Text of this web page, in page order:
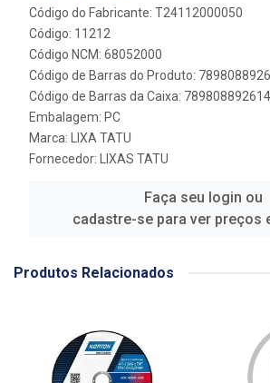
Código do Fabricante: T24112000050
Código: 11212
Código NCM: 68052000
Código de Barras do Produto:
Código de Barras da Caixa:
Embalagem: PC
Marca:
LIXA TATU
Fornecedor:
LIXAS TATU
Faça seu login ou
cadastre-se para ver preços
Produtos Relacionados